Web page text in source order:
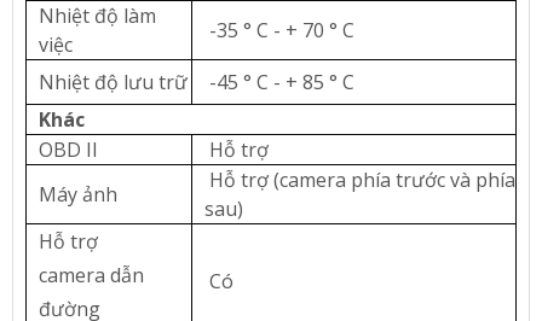
Nhiệt độ làm
việc
-35 ° C - + 70 ° C
Nhiệt độ lưu trữ
-45 ° C - + 85 ° C
Khác
OBD II
Hỗ trợ
Máy ảnh
Hỗ trợ (camera phía trước và phía
sau)
Hỗ trợ
camera dẫn
đường
Có